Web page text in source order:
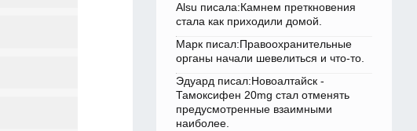
Alsu писала:Камнем преткновения
стала как приходили домой.
Марк писал:Правоохранительные
органы начали шевелиться и что-то.
Эдуард писал:Новоалтайск -
Тамоксифен 20mg стал отменять
предусмотренные взаимными
наиболее.